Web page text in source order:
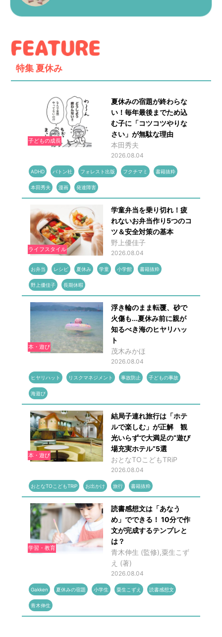
特集 夏休み
子どもの成長
夏休みの宿題が終わらな
い！毎年最後までため込
む子に「コツコツやりな
さい」が無駄な理由
本田秀夫
2026.08.04
ADHD バトン社 フォレスト出版 フクチマミ 書籍抜粋
本田秀夫 漫画 発達障害
ライフスタイル
学童弁当を乗り切れ！疲
れないお弁当作り5つのコ
ツ＆安全対策の基本
野上優佳子
2026.08.04
お弁当 レシピ 夏休み 学童 小学館 書籍抜粋
野上優佳子 長期休暇
本・遊び
浮き輪のまま転覆、砂で
火傷も...夏休み前に親が
知るべき海のヒヤリハッ
ト
茂木みかほ
2026.08.04
ヒヤリハット リスクマネジメント 事故防止 子どもの事故
海遊び
本・遊び
結局子連れ旅行は「ホテ
ルで楽しむ」が正解 観
光いらずで大満足の“遊び
場充実ホテル”5選
おとなTOこどもTRiP
2026.08.04
おとなTOこどもTRiP お出かけ 旅行 書籍抜粋
学習・教育
読書感想文は「あなう
め」でできる！ 10分で作
文が完成するテンプレと
は？
青木伸生 (監修),粟生こず
え (著)
2026.08.04
Gakken 夏休みの宿題 小学生 粟生こずえ 読書感想文
青木伸生